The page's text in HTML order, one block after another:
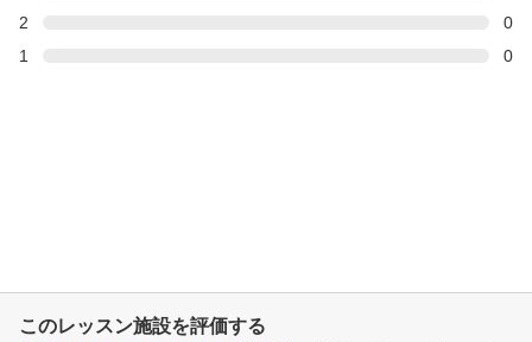
2
0
1
0
このレッスン施設を評価する